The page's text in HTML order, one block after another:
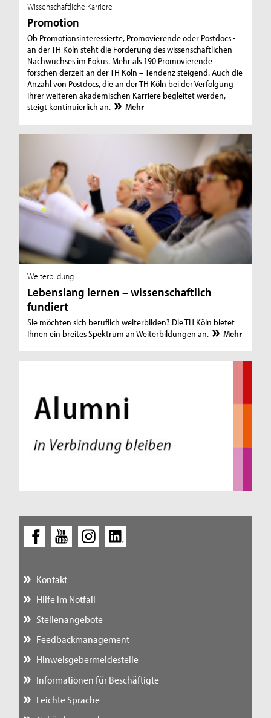
Wissenschaftliche Karriere
Promotion
Ob Promotionsinteressierte, Promovierende oder Postdocs -
an der TH Köln steht die Förderung des wissenschaftlichen
Nachwuchses im Fokus. Mehr als 190 Promovierende
forschen derzeit an der TH Köln – Tendenz steigend. Auch die
Anzahl von Postdocs, die an der TH Köln bei der Verfolgung
ihrer weiteren akademischen Karriere begleitet werden,
steigt kontinuierlich an.
Mehr
Weiterbildung
Lebenslang lernen – wissenschaftlich
fundiert
Sie möchten sich beruflich weiterbilden? Die TH Köln bietet
Ihnen ein breites Spektrum an Weiterbildungen an.
Mehr
Kontakt
Hilfe im Notfall
Stellenangebote
Feedbackmanagement
Hinweisgebermeldestelle
Informationen für Beschäftigte
Leichte Sprache